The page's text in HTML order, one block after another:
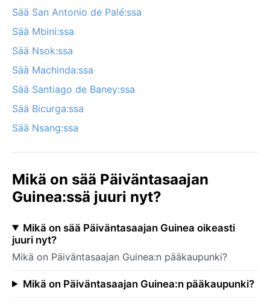
Sää San Antonio de Palé:ssa
Sää Mbini:ssa
Sää Nsok:ssa
Sää Machinda:ssa
Sää Santiago de Baney:ssa
Sää Bicurga:ssa
Sää Nsang:ssa
Mikä on sää Päiväntasaajan
Guinea:ssä juuri nyt?
Mikä on sää Päiväntasaajan Guinea oikeasti
juuri nyt?
Mikä on Päiväntasaajan Guinea:n pääkaupunki?
Mikä on Päiväntasaajan Guinea:n pääkaupunki?